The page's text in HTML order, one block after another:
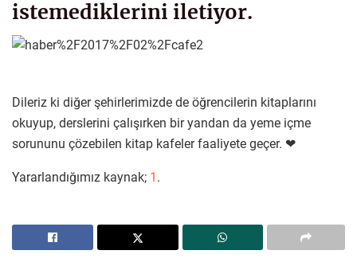
istemediklerini iletiyor.
Dileriz ki diğer şehirlerimizde de öğrencilerin kitaplarını
okuyup, derslerini çalışırken bir yandan da yeme içme
sorununu çözebilen kitap kafeler faaliyete geçer. ❤
Yararlandığımız kaynak; 1 .